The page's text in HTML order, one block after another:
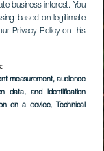
business interest. You
based on legitimate
Privacy Policy on this
measurement, audience
data, and identification
on a device, Technical